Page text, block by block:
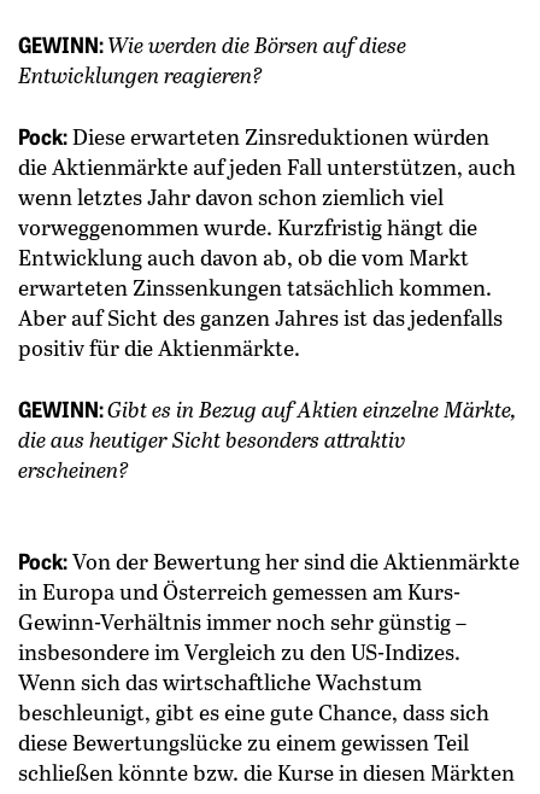
GEWINN:Wie werden die Börsen auf diese
Entwicklungen reagieren?
Pock:Diese erwarteten Zinsreduktionen würden
die Aktienmärkte auf ­jeden Fall unterstützen, auch
wenn letztes Jahr davon schon ziemlich viel
vorweggenommen wurde. Kurzfristig hängt die
Entwicklung auch davon ab, ob die vom Markt
erwarteten Zinssenkungen tatsächlich kommen.
Aber auf Sicht des ganzen Jahres ist das jedenfalls
positiv für die Aktienmärkte.
GEWINN:Gibt es in Bezug auf Aktien einzelne Märkte,
die aus heutiger Sicht besonders attraktiv
erscheinen?
Pock:Von der Bewertung her sind die Aktienmärkte
in Europa und ­Österreich gemessen am Kurs-
Gewinn-­Verhältnis immer noch sehr günstig –
insbesondere im Vergleich zu den US-Indizes.
Wenn sich das wirtschaftliche Wachstum
beschleunigt, gibt es eine gute Chance, dass sich
diese Bewertungslücke zu einem ­gewissen Teil
schließen könnte bzw. die Kurse in diesen Märkten